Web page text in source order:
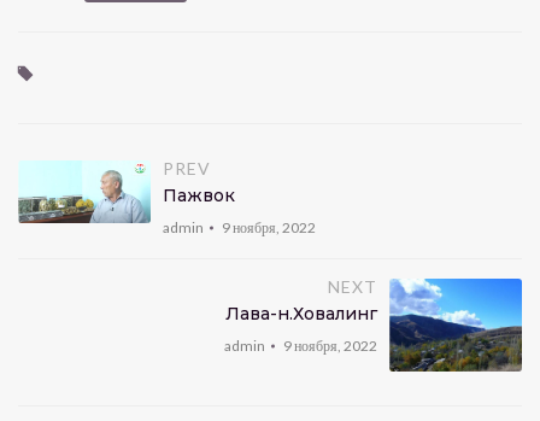
PREV
Пажвок
admin 9 ноября, 2022
NEXT
Лавҳа-н.Ховалинг
admin 9 ноября, 2022